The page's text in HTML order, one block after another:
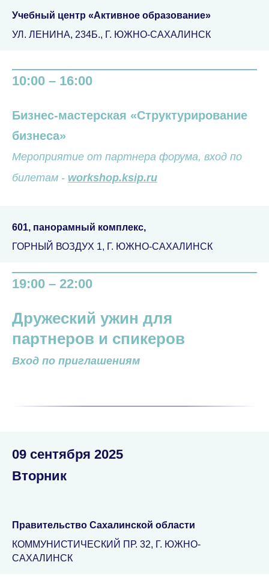
Учебный центр «Активное образование»
УЛ. ЛЕНИНА, 234Б., Г. ЮЖНО-САХАЛИНСК
10:00 – 16:00
Бизнес-мастерская «Структурирование
бизнеса»
Мероприятие от партнера форума, вход по
билетам - workshop.ksip.ru
601, панорамный комплекс,
ГОРНЫЙ ВОЗДУХ 1, Г. ЮЖНО-САХАЛИНСК
19:00 – 22:00
Дружеский ужин для
партнеров и спикеров
Вход по приглашениям
09 сентября 2025
Вторник
Правительство Сахалинской области
КОММУНИСТИЧЕСКИЙ ПР. 32, Г. ЮЖНО-
САХАЛИНСК